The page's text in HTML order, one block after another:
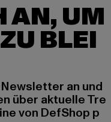
AN, UM
BLEI
an und
über aktuelle Tre
von DefShop p